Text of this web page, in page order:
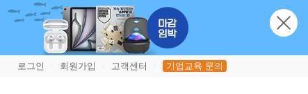
로그인 회원가입 고객센터 기업교육 문의